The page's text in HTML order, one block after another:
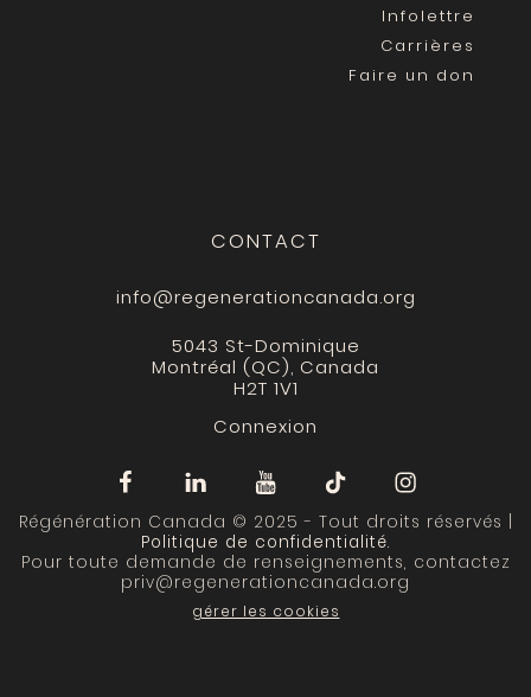
Infolettre
Carrières
Faire un don
CONTACT
info@regenerationcanada.org
5043 St-Dominique
Montréal (QC), Canada
H2T 1V1
Connexion
Régénération Canada © 2025 - Tout droits réservés |
Politique de confidentialité.
Pour toute demande de renseignements, contactez
priv@regenerationcanada.org
gérer les cookies